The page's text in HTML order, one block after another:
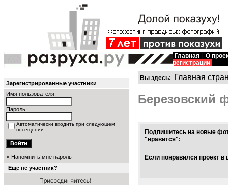
Главная
О
регистрации
Зарегистрированные участники
Имя пользователя:
Пароль:
Автоматически входить при следующем
посещении
» Напомнить мне пароль
Ещё не участник?
Вы здесь: Главная
Березовский
Подпишитесь на новые
"нравится":
Если понравился проект